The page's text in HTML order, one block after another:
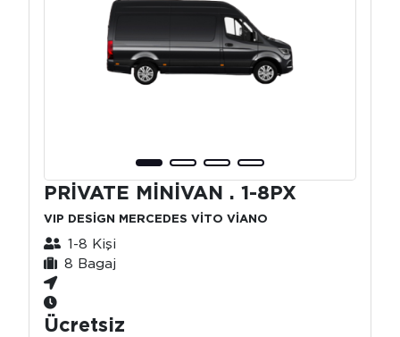
PRİVATE MİNİVAN . 1-8PX
VIP DESİGN MERCEDES VİTO VİANO
1-8 Kişi
8 Bagaj
Ücretsiz